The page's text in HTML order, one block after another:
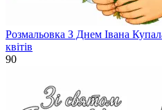
Розмальовка З Днем Івана
квітів
90